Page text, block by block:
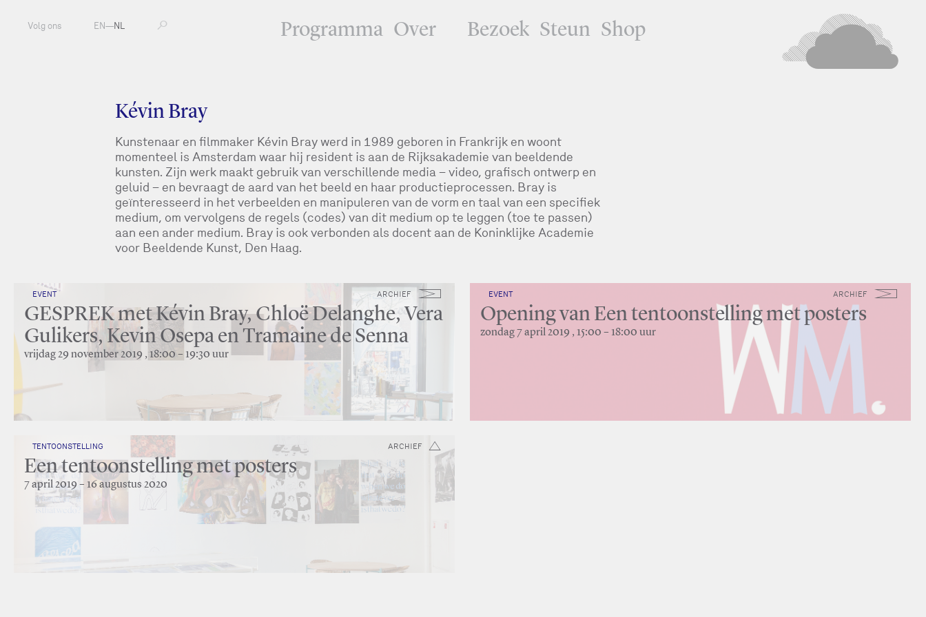
Programma Over Bezoek Steun Shop
Volg ons EN—NL
Kévin Bray
Kunstenaar en filmmaker Kévin Bray werd in 1989 geboren in Frankrijk en woont
momenteel is Amsterdam waar hij resident is aan de Rijksakademie van beeldende
kunsten. Zijn werk maakt gebruik van verschillende media – video, grafisch ontwerp en
geluid – en bevraagt de aard van het beeld en haar productieprocessen. Bray is
geïnteresseerd in het verbeelden en manipuleren van de vorm en taal van een specifiek
medium, om vervolgens de regels (codes) van dit medium op te leggen (toe te passen)
aan een ander medium. Bray is ook verbonden als docent aan de Koninklijke Academie
voor Beeldende Kunst, Den Haag.
ARCHIEF
EVENT
GESPREK met Kévin Bray, Chloë Delanghe, Vera
Gulikers, Kevin Osepa en Tramaine de Senna
vrijdag 29 november 2019 , 18:00 – 19:30 uur
ARCHIEF
EVENT
Opening van Een tentoonstelling met posters
zondag 7 april 2019 , 15:00 – 18:00 uur
ARCHIEF
TENTOONSTELLING
Een tentoonstelling met posters
7 april 2019 – 16 augustus 2020